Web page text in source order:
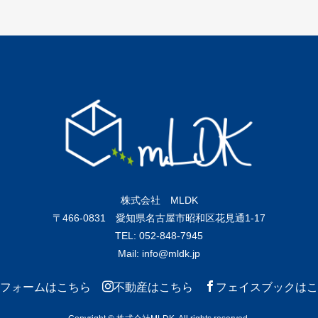
株式会社 MLDK
〒466-0831 愛知県名古屋市昭和区花見通1-17
TEL: 052-848-7945
Mail: info@mldk.jp
ォームはこちら 不動産はこちら フェイスブックは